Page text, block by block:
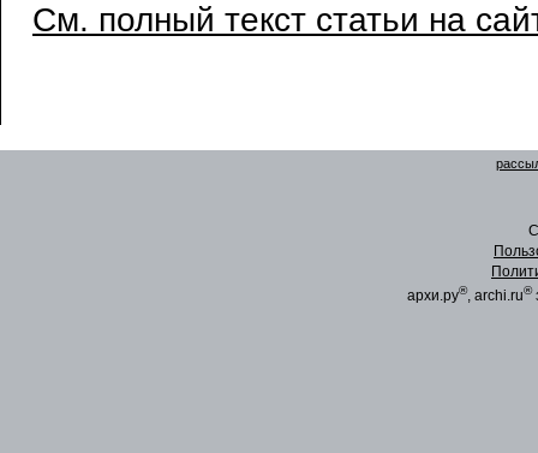
См. полный текст статьи на
архи.ру®, archi.ru®